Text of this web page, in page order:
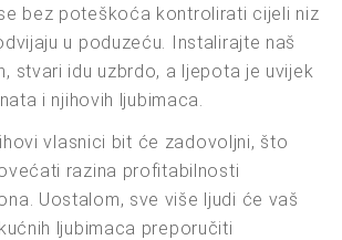
bez poteškoća kontrolirati cijeli niz
u poduzeću. Instalirajte naš
stvari idu uzbrdo, a ljepota je uvijek
i njihovih ljubimaca.
vlasnici bit će zadovoljni, što
razina profitabilnosti
Uostalom, sve više ljudi će vaš
ljubimaca preporučiti